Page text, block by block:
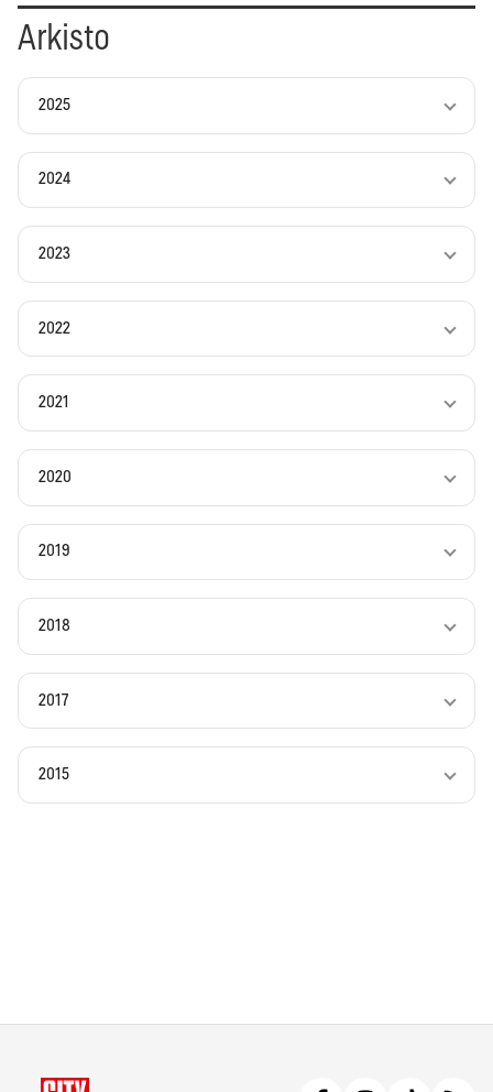
Arkisto
2025
2024
2023
2022
2021
2020
2019
2018
2017
2015